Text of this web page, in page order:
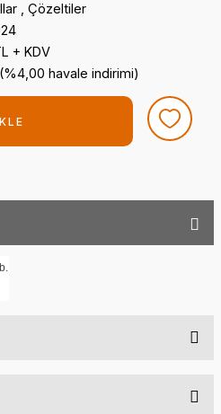
Çözeltiler
+ KDV
(%4,00 havale indirimi)